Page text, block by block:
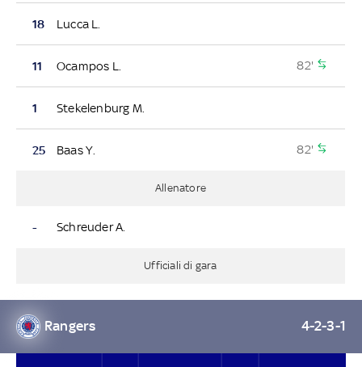
18 Lucca L.
11 Ocampos L. 82'
1 Stekelenburg M.
25 Baas Y. 82'
Allenatore
- Schreuder A.
Ufficiali di gara
Rangers 4-2-3-1